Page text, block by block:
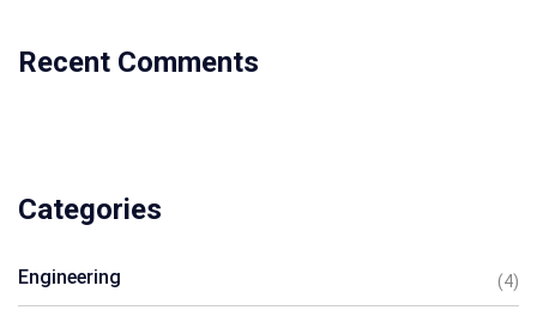
Recent Comments
Categories
Engineering (4)